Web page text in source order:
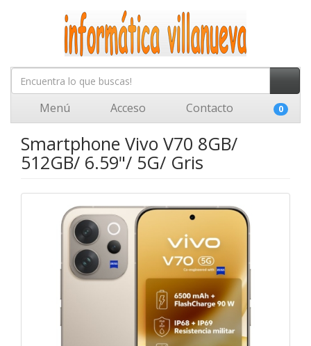
Menú Acceso Contacto 0
Smartphone Vivo V70 8GB/
512GB/ 6.59"/ 5G/ Gris